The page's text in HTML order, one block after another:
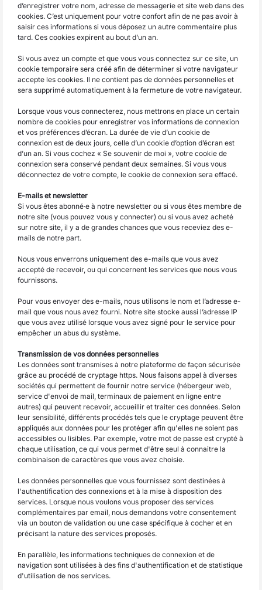
d’enregistrer votre nom, adresse de messagerie et site web dans des
cookies. C’est uniquement pour votre confort afin de ne pas avoir à
saisir ces informations si vous déposez un autre commentaire plus
tard. Ces cookies expirent au bout d’un an.
Si vous avez un compte et que vous vous connectez sur ce site, un
cookie temporaire sera créé afin de déterminer si votre navigateur
accepte les cookies. Il ne contient pas de données personnelles et
sera supprimé automatiquement à la fermeture de votre navigateur.
Lorsque vous vous connecterez, nous mettrons en place un certain
nombre de cookies pour enregistrer vos informations de connexion
et vos préférences d’écran. La durée de vie d’un cookie de
connexion est de deux jours, celle d’un cookie d’option d’écran est
d’un an. Si vous cochez « Se souvenir de moi », votre cookie de
connexion sera conservé pendant deux semaines. Si vous vous
déconnectez de votre compte, le cookie de connexion sera effacé.
E-mails et newsletter
Si vous êtes abonné·e à notre newsletter ou si vous êtes membre de
notre site (vous pouvez vous y connecter) ou si vous avez acheté
sur notre site, il y a de grandes chances que vous receviez des e-
mails de notre part.
Nous vous enverrons uniquement des e-mails que vous avez
accepté de recevoir, ou qui concernent les services que nous vous
fournissons.
Pour vous envoyer des e-mails, nous utilisons le nom et l’adresse e-
mail que vous nous avez fourni. Notre site stocke aussi l’adresse IP
que vous avez utilisé lorsque vous avez signé pour le service pour
empêcher un abus du système.
Transmission de vos données personnelles
Les données sont transmises à notre plateforme de façon sécurisée
grâce au procédé de cryptage https. Nous faisons appel à diverses
sociétés qui permettent de fournir notre service (hébergeur web,
service d'envoi de mail, terminaux de paiement en ligne entre
autres) qui peuvent recevoir, accueillir et traiter ces données. Selon
leur sensibilité, différents procédés tels que le cryptage peuvent être
appliqués aux données pour les protéger afin qu'elles ne soient pas
accessibles ou lisibles. Par exemple, votre mot de passe est crypté à
chaque utilisation, ce qui vous permet d'être seul à connaitre la
combinaison de caractères que vous avez choisie.
Les données personnelles que vous fournissez sont destinées à
l'authentification des connexions et à la mise à disposition des
services. Lorsque nous voulons vous proposer des services
complémentaires par email, nous demandons votre consentement
via un bouton de validation ou une case spécifique à cocher et en
précisant la nature des services proposés.
En parallèle, les informations techniques de connexion et de
navigation sont utilisées à des fins d'authentification et de statistique
d'utilisation de nos services.